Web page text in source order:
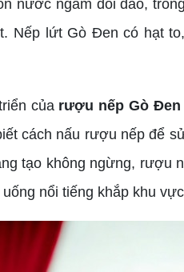
nước ngầm dồi dào,
Nếp lứt Gò Đen có hạt
của rượu nếp Gò Đen
cách nấu rượu nếp để
tạo không ngừng, rượu
nổi tiếng khắp khu